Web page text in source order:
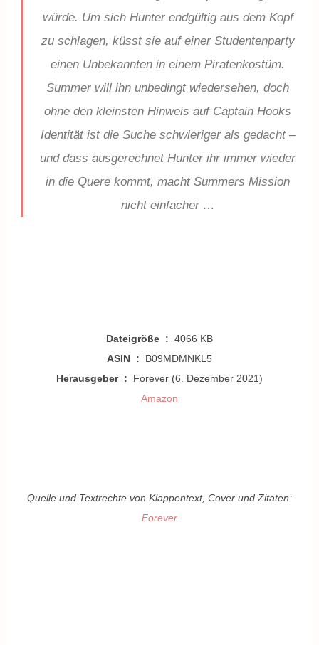
würde. Um sich Hunter endgültig aus dem Kopf
zu schlagen, küsst sie auf einer Studentenparty
einen Unbekannten in einem Piratenkostüm.
Summer will ihn unbedingt wiedersehen, doch
ohne den kleinsten Hinweis auf Captain Hooks
Identität ist die Suche schwieriger als gedacht –
und dass ausgerechnet Hunter ihr immer wieder
in die Quere kommt, macht Summers Mission
nicht einfacher …
Dateigröße ‏ : ‎ 4066 KB
ASIN ‏ : ‎ B09MDMNKL5
Herausgeber ‏ : ‎ Forever (6. Dezember 2021)
Amazon
Quelle und Textrechte von Klappentext, Cover und Zitaten:
Forever